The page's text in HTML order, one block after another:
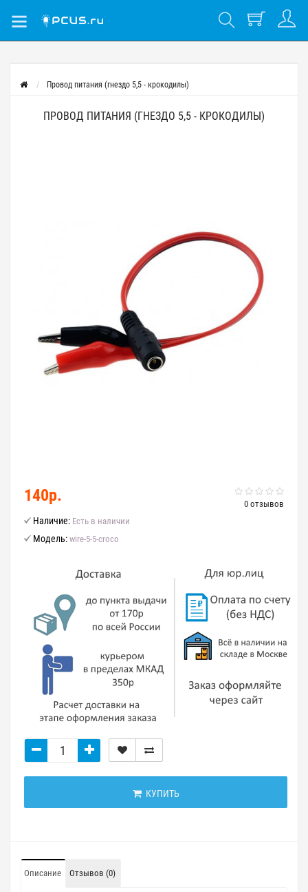
Провод питания (гнездо 5,5 - крокодилы)
ПРОВОД ПИТАНИЯ (ГНЕЗДО 5,5 - КРОКОДИЛЫ)
0 отзывов
140р.
Наличие: Есть в наличии
Модель: wire-5-5-croco
КУПИТЬ
Описание Отзывов (0)